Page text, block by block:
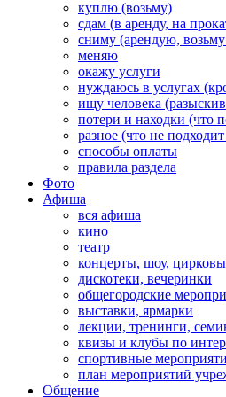
куплю (возьму)
сдам (в аренду, на
сниму (арендую,
меняю
окажу услуги
нуждаюсь в услугах
ищу человека
потери и находки (что
разное (что не
способы оплаты
правила раздела
Фото
Афиша
вся афиша
кино
театр
концерты, шоу,
дискотеки, вечеринки
общегородские
выставки, ярмарки
лекции, тренинги,
квизы и клубы по
спортивные
план мероприятий
Общение